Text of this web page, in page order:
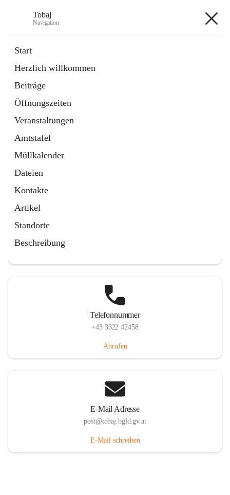
Tobaj
Navigation
Start
Herzlich willkommen
Beiträge
Öffnungszeiten
Veranstaltungen
Amtstafel
Müllkalender
Dateien
Kontakte
Artikel
Standorte
Beschreibung
Externe Webseite
in
Tab
Formulare
2 Schnellzugriffe
Telefonnummer
+43 3322 42458
Anrufen
E-Mail Adresse
post@tobaj.bgld.gv.at
E-Mail schreiben